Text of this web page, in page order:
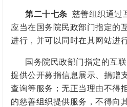
第二十七条 慈善组织通过
应当在国务院民政部门指定的
进行，并可以同时在其网站进行
国务院民政部门指定的互
提供公开募捐信息展示、捐赠
查询等服务；无正当理由不得
的慈善组织提供服务，不得向